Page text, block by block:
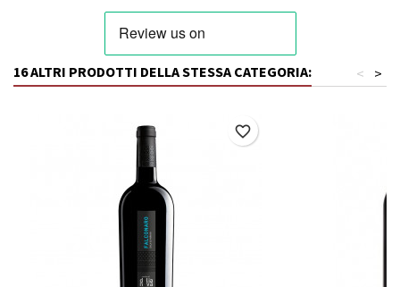
16 ALTRI PRODOTTI DELLA STESSA CATEGORIA: >
<
favorite_border